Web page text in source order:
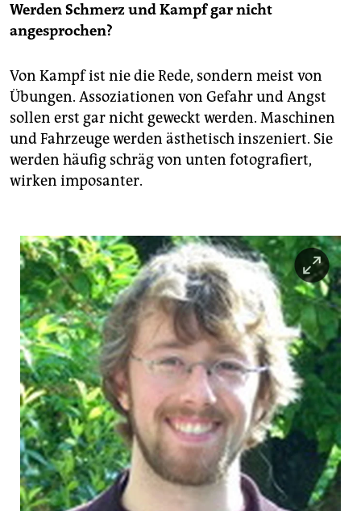
Werden Schmerz und Kampf gar nicht
angesprochen?
Von Kampf ist nie die Rede, sondern meist von
Übungen. Assoziationen von Gefahr und Angst
sollen erst gar nicht geweckt werden. Maschinen
und Fahrzeuge werden ästhetisch inszeniert. Sie
werden häufig schräg von unten fotografiert,
wirken imposanter.